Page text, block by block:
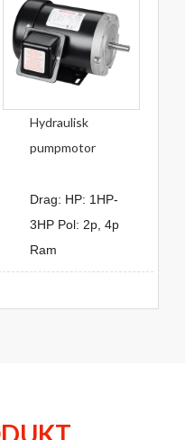
Hydraulisk
pumpmotor
Drag: HP: 1HP-
3HP Pol: 2p, 4p
Ram